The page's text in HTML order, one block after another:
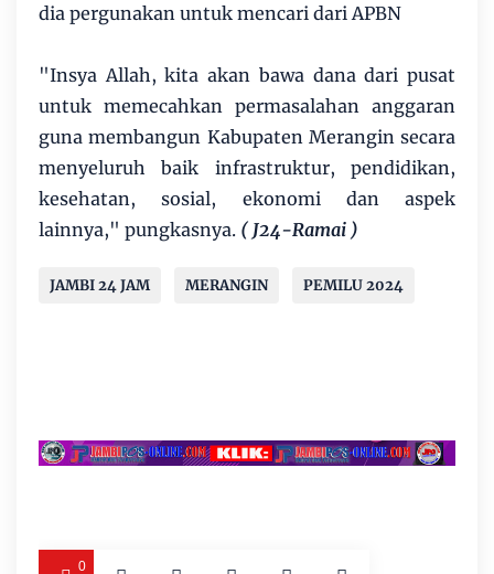
dia pergunakan untuk mencari dari APBN
"Insya Allah, kita akan bawa dana dari pusat
untuk memecahkan permasalahan anggaran
guna membangun Kabupaten Merangin secara
menyeluruh baik infrastruktur, pendidikan,
kesehatan, sosial, ekonomi dan aspek
lainnya," pungkasnya. ( J24-Ramai )
JAMBI 24 JAM MERANGIN PEMILU 2024
0